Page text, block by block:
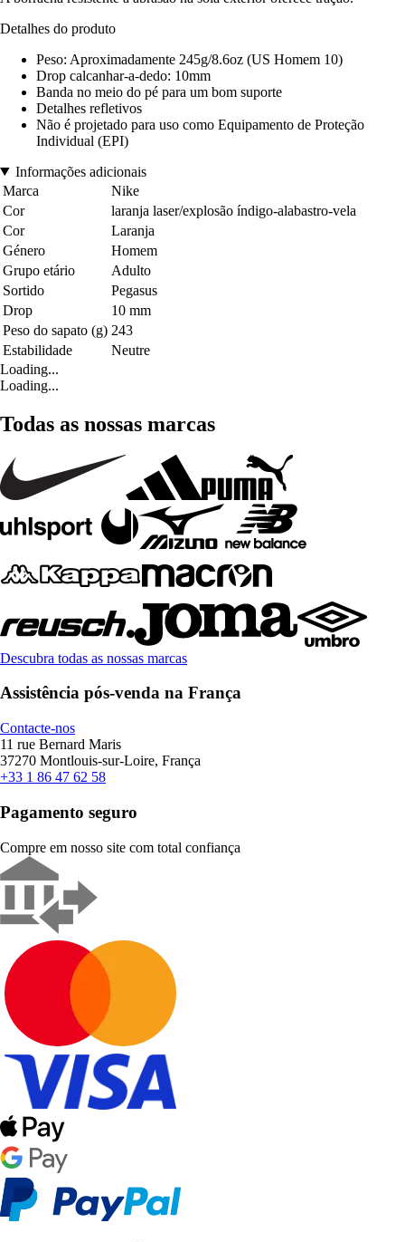
Detalhes do produto
Peso: Aproximadamente 245g/8.6oz (US Homem 10)
Drop calcanhar-a-dedo: 10mm
Banda no meio do pé para um bom suporte
Detalhes refletivos
Não é projetado para uso como Equipamento de Proteção
Individual (EPI)
Informações adicionais
Marca
Nike
Cor
laranja laser/explosão índigo-alabastro-vela
Cor
Laranja
Género
Homem
Grupo etário
Adulto
Sortido
Pegasus
Drop
10 mm
Peso do sapato (g) 243
Estabilidade
Neutre
Loading...
Loading...
Todas as nossas marcas
Descubra todas as nossas marcas
Assistência pós-venda na França
Contacte-nos
11 rue Bernard Maris
37270 Montlouis-sur-Loire, França
+33 1 86 47 62 58
Pagamento seguro
Compre em nosso site com total confiança